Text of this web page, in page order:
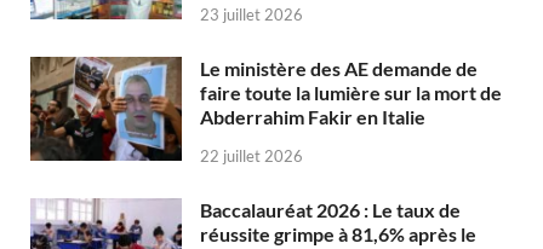
23 juillet 2026
Le ministère des AE demande de
faire toute la lumière sur la mort de
Abderrahim Fakir en Italie
22 juillet 2026
Baccalauréat 2026 : Le taux de
réussite grimpe à 81,6% après le